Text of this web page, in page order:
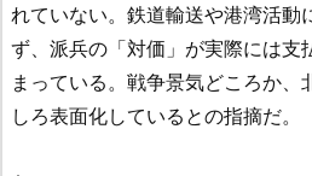
れていない。鉄道輸送や港湾活動
ず、派兵の「対価」が実際には支
まっている。戦争景気どころか、
しろ表面化しているとの指摘だ。